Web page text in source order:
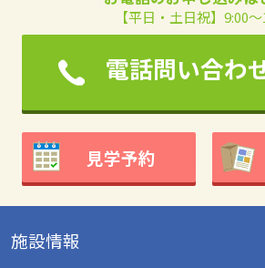
【平日・土日祝】9:00
電話問い合わ
見学予約
施設情報